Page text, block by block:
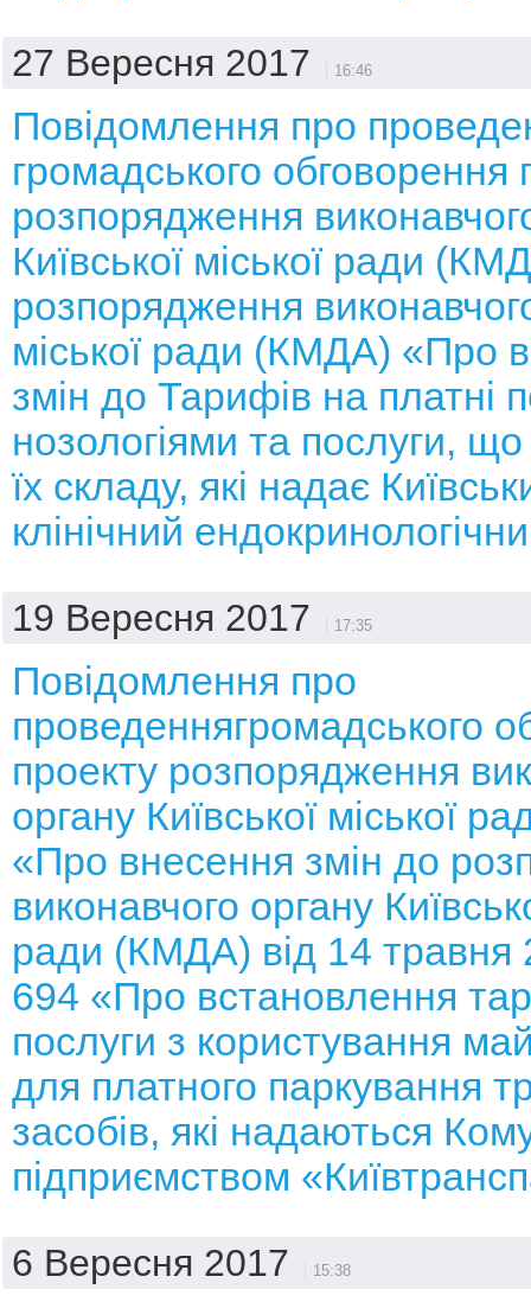
27 Вересня 2017 16:46
Повідомлення про
громадського обговорення
розпорядження
Київської міської ради
розпорядження
міської ради (КМДА) «Про
змін до Тарифів на платні
нозологіями та послуги,
їх складу, які надає
клінічний
19 Вересня 2017 17:35
Повідомлення про
проведеннягромадського
проекту розпорядження
органу Київської міської
«Про внесення змін до
виконавчого органу
ради (КМДА) від 14
694 «Про встановлення
послуги з користування
для платного паркування
засобів, які надаються
підприємством
6 Вересня 2017 15:38